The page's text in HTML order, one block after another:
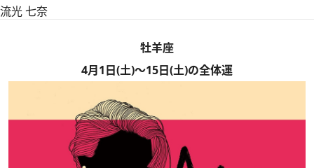
流光 七奈
牡羊座
4月1日(土)～15日(土)の全体運